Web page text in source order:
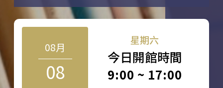
08月
08
星期六
今日開館時間
9:00 ~ 17:00